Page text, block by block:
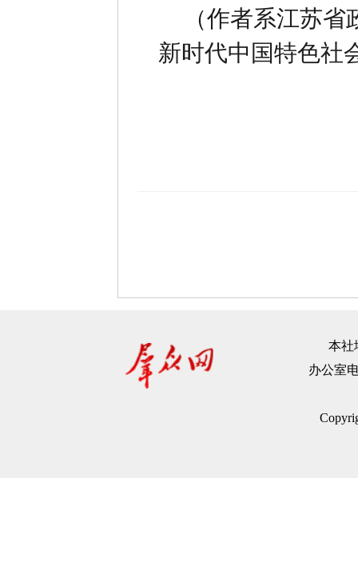
（作者系江苏
新时代中国特色社
本社
办公室